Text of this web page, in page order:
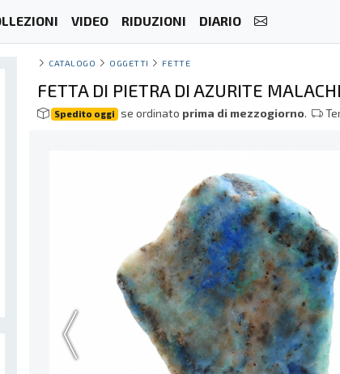
VIDEO RIDUZIONI DIARIO
CATALOGO OGGETTI FETTE
FETTA DI PIETRA DI AZURITE
Spedito oggi se ordinato prima di mezzogiorno.